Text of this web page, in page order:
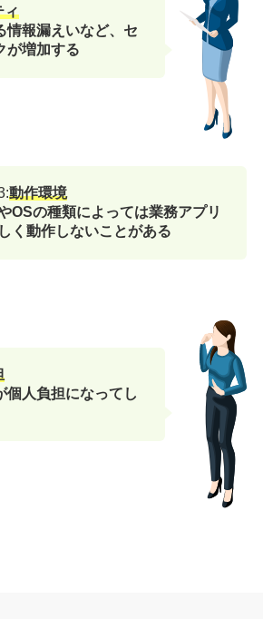
ィ
情報漏えいなど、セ
が増加する
動作環境
OSの種類によっては業務アプリ
く動作しないことがある
個人負担になってし